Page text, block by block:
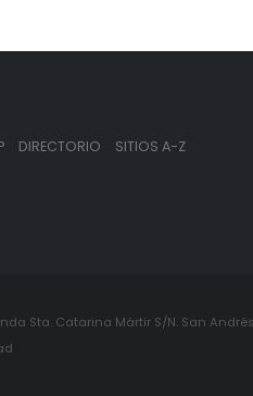
DIRECTORIO SITIOS A-Z
Sta. Catarina Mártir S/N. San